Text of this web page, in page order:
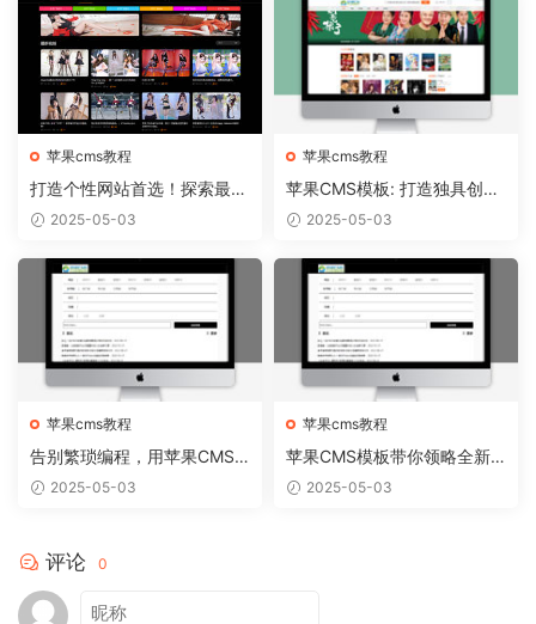
苹果cms教程
打造个性网站首选！探索最新
苹果CMS模板趋势
2025-05-03
苹果cms教程
苹果CMS模板: 打造独具创意
的个人博客！
2025-05-03
苹果cms教程
告别繁琐编程，用苹果CMS
模板轻松搭建个性网站
2025-05-03
苹果cms教程
苹果CMS模板带你领略全新
网站视觉盛宴
2025-05-03
评论 0